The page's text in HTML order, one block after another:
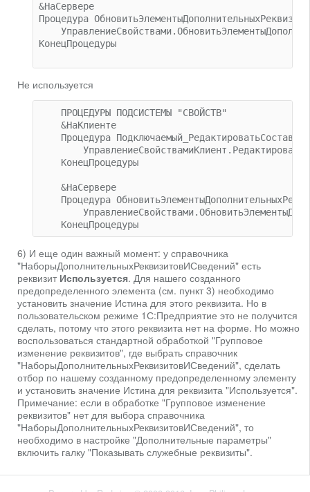
&НаСервере
Процедура
КонецПроцедуры
Не используется
    ПРОЦЕДУРЫ ПОДСИСТЕМЫ "СВОЙСТВ"
    &НаКлиенте
Процедура
    КонецПроцедуры
    &НаСервере
Процедура
6) И еще один важный момент: у справочника
"НаборыДополнительныхРеквизитовИСведений" есть
реквизит Используется. Для нашего созданного
предопределенного элемента (см. пункт 3) необходимо
установить значение Истина для этого реквизита. Но в
пользовательском режиме 1С:Предприятие это не получится
сделать, потому что этого реквизита нет на форме. Но можно
воспользоваться стандартной обработкой "Групповое
изменение реквизитов", где выбрать справочник
"НаборыДополнительныхРеквизитовИСведений", сделать
отбор по нашему созданному предопределенному элементу
и установить значение Истина для реквизита "Используется".
Примечание: если в обработке "Групповое изменение
реквизитов" нет для выбора справочника
"НаборыДополнительныхРеквизитовИСведений", то
необходимо в настройке "Дополнительные параметры"
включить галку "Показывать служебные реквизиты".